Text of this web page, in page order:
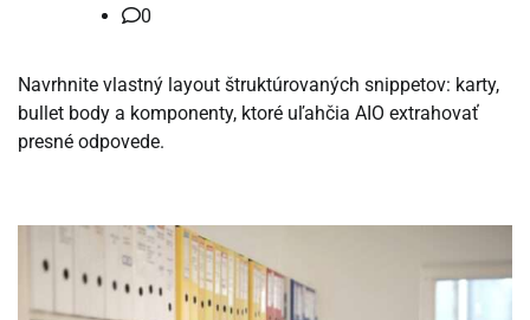
0
Navrhnite vlastný layout štruktúrovaných snippetov: karty,
bullet body a komponenty, ktoré uľahčia AIO extrahovať
presné odpovede.